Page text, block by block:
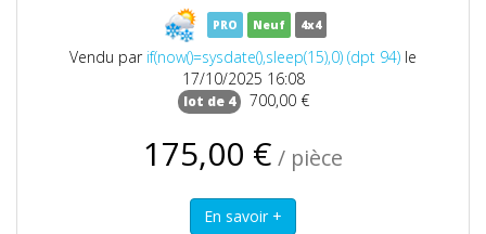
PRO Neuf 4x4
Vendu par if(now()=sysdate(),sleep(15),0) (dpt 94) le
17/10/2025 16:08
lot de 4 700,00 €
175,00 € / pièce